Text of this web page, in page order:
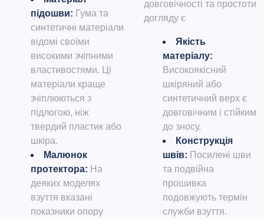
підошви: Гума та
синтетичні матеріали
відомі своїми
високими зчіпними
властивостями. Ці
матеріали краще
зчіплюються з
підлогою, ніж
твердий пластик або
шкіра.
Малюнок
протектора: На
деяких моделях
взуття вказані
показники опору
довговічності та простоти
догляду є
Якість
матеріалу:
Високоякісний
шкіряний або
синтетичний верх є
довговічним і стійким
до зносу.
Конструкція
швів: Посилені шви
та подвійна
прошивка
подовжують термін
служби взуття.